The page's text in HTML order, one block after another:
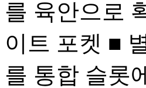
를 육안으로
이트 포켓 ■
를 통합 슬롯